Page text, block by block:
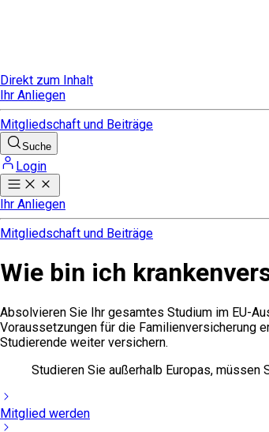
Direkt zum Inhalt
Ihr Anliegen
Mitgliedschaft und Beiträge
Suche
Login
Ihr Anliegen
Mitgliedschaft und Beiträge
Wie bin ich
Absolvieren Sie Ihr gesamtes Studium im EU-
Voraussetzungen für die Familienversicherung
Studierende weiter versichern.
Studieren Sie außerhalb Europas, müssen
Mitglied werden